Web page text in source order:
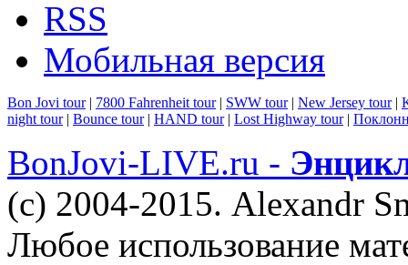
RSS
Мобильная версия
Bon Jovi tour| 7800 Fahrenheit tour| SWW tour| New Jersey tour|
night tour| Bounce tour| HAND tour| Lost Highway tour|
BonJovi-LIVE.ru -
(c) 2004-2015. Alexandr
Любое использование